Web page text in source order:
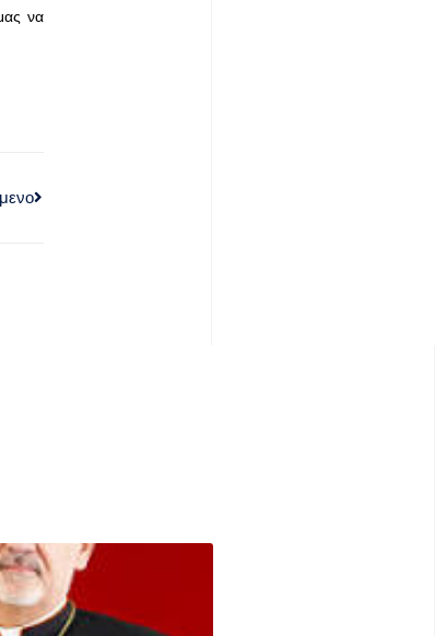
να